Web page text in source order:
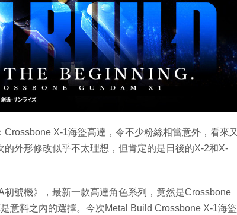
X-1海盜高達，令不少粉絲相當意外，看來又
外形修改似乎不太理想，但肯定的是日後的X-2和X-
號機》，最新一款高達角色系列，竟然是Crossbone
意料之內的選擇。今次Metal Build Crossbone X-1海盜